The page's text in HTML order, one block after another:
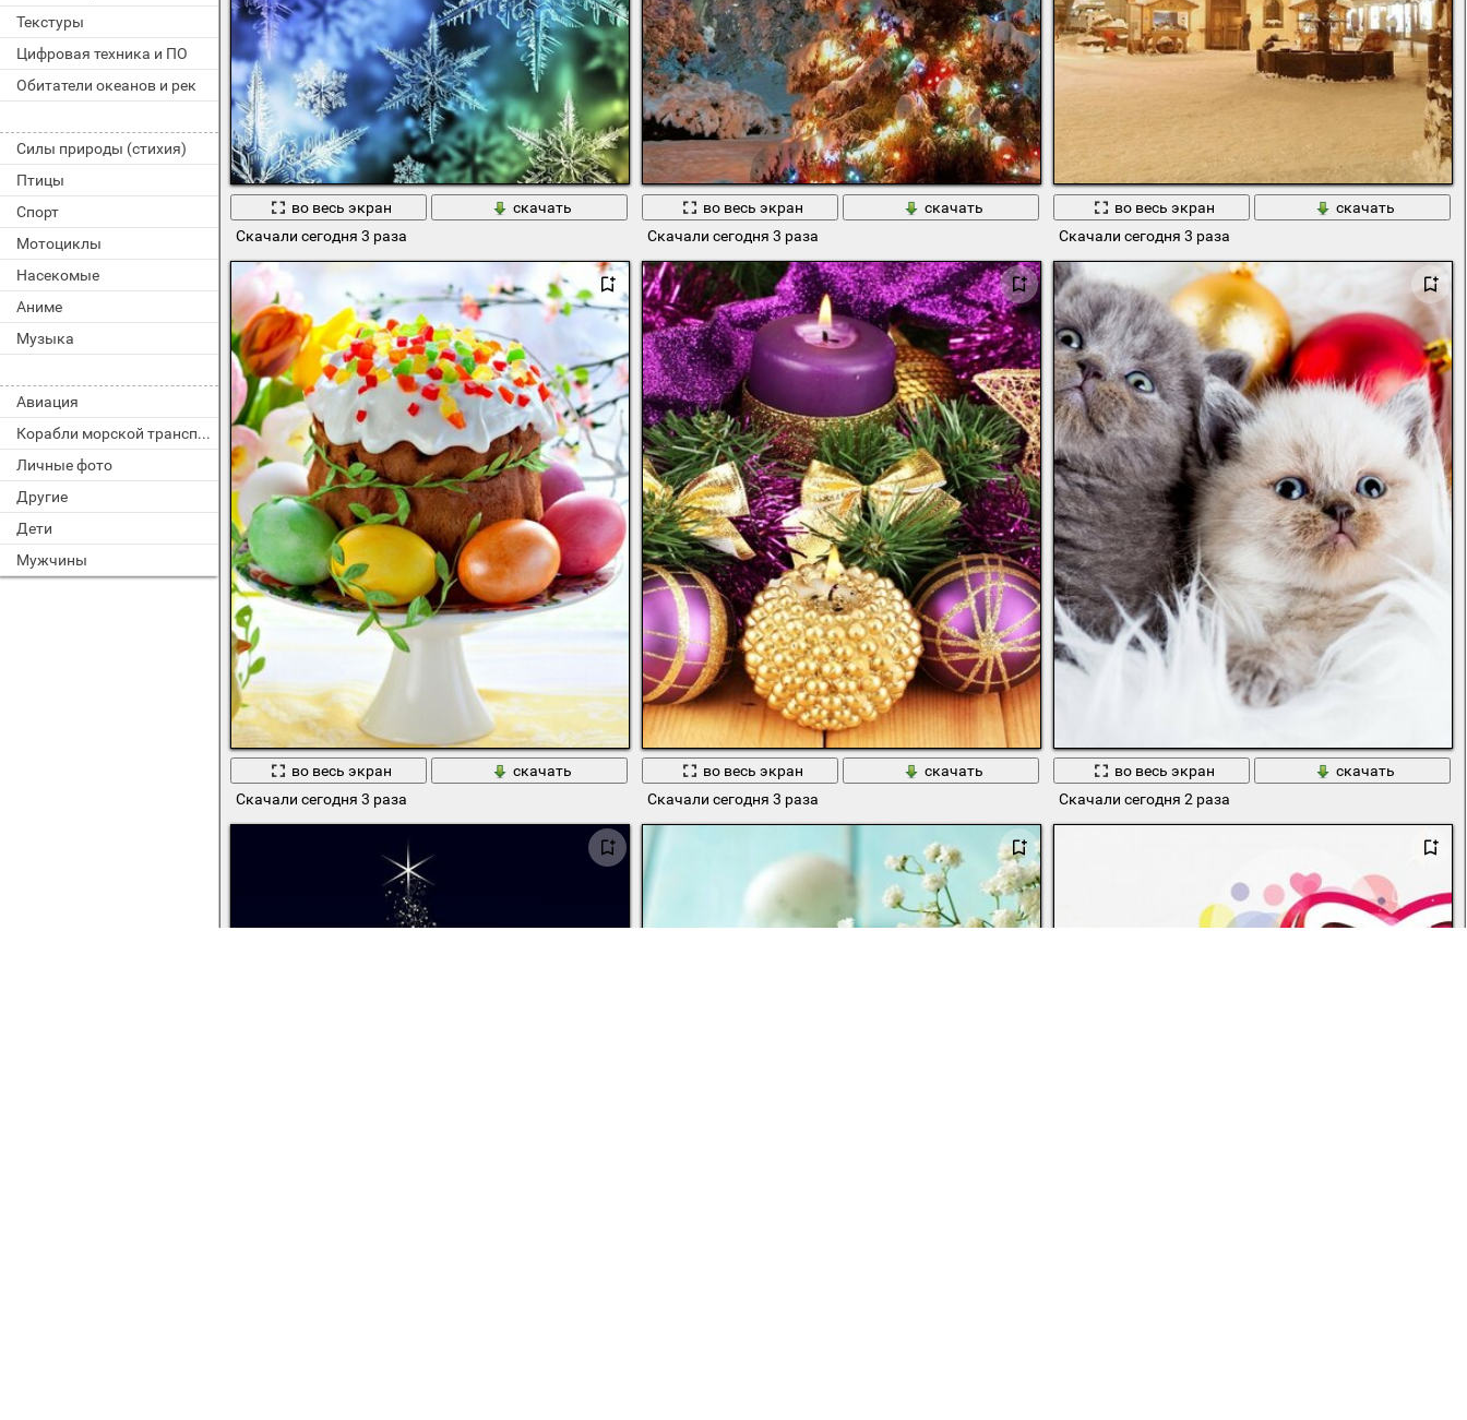
Текстуры
Цифровая техника и ПО
Обитатели океанов и рек
Силы природы (стихия)
Птицы
Спорт
Мотоциклы
Насекомые
Аниме
Музыка
Авиация
Корабли морской транспорт
Личные фото
Другие
Дети
Мужчины
во весь экран
скачать
Скачали сегодня 3 раза
во весь экран
скачать
Скачали сегодня 3 раза
во весь экран
скачать
Скачали сегодня 3 раза
во весь экран
скачать
Скачали сегодня 3 раза
во весь экран
скачать
Скачали сегодня 3 раза
во весь экран
скачать
Скачали сегодня 2 раза